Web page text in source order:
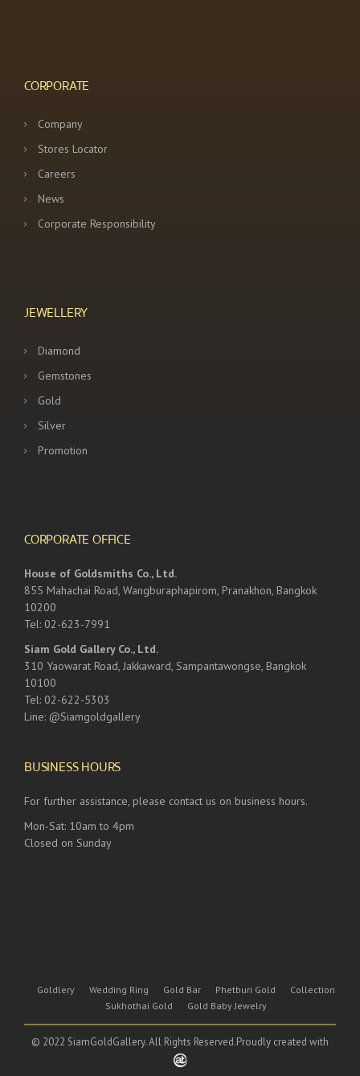
CORPORATE
Company
Stores Locator
Careers
News
Corporate Responsibility
JEWELLERY
Diamond
Gemstones
Gold
Silver
Promotion
CORPORATE OFFICE
House of Goldsmiths Co., Ltd.
855 Mahachai Road, Wangburaphapirom, Pranakhon, Bangkok
10200
Tel: 02-623-7991
Siam Gold Gallery Co., Ltd.
310 Yaowarat Road, Jakkaward, Sampantawongse, Bangkok
10100
Tel: 02-622-5303
Line: @Siamgoldgallery
BUSINESS HOURS
For further assistance, please contact us on business hours.
Mon-Sat: 10am to 4pm
Closed on Sunday
Goldlery Wedding Ring Gold Bar Phetburi Gold
Collection
Sukhothai Gold
Gold Baby Jewelry
© 2022 SiamGoldGallery. All Rights Reserved.Proudly created with